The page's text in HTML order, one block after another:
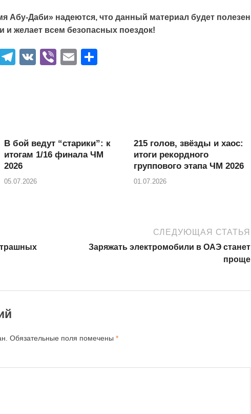
Абу-Даби» надеются, что данный материал будет полезен
и желает всем безопасных поездок!
R
T
m
V
Vi
E
и
ть
В бой ведут “старики”: к
итогам 1/16 финала ЧМ
2026
05.07.2026
215 голов, звёзды и хаос:
итоги рекордного
группового этапа ЧМ 2026
01.07.2026
СЛЕДУЮЩАЯ СТАТЬЯ
Заряжать электромобили в ОАЭ станет
проще
Обязательные поля помечены *